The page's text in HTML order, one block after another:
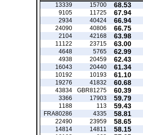
68.53
15700
13339
67.94
11725
9105
66.94
40424
2934
66.75
40806
24090
63.98
42168
2104
63.00
23715
11122
62.99
5765
4648
62.43
20459
4938
61.34
20440
16043
61.10
10193
10192
60.68
41832
19276
60.39
GBR81275
43834
59.79
17903
3366
59.43
113
1188
58.81
4335
FRA80286
58.65
23959
22490
58.15
14811
14814